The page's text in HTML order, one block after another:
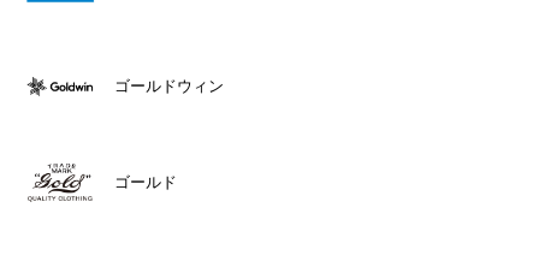
ゴールドウィン
ゴールド